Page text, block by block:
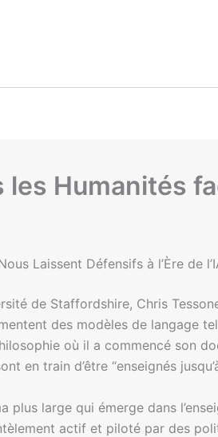
Humanités
Laissent Défensifs à l’Ère de
de Staffordshire, Chris
des modèles de langage
où il a commencé son
en train d’être “enseignés
plus large qui émerge dans
actif et piloté par des